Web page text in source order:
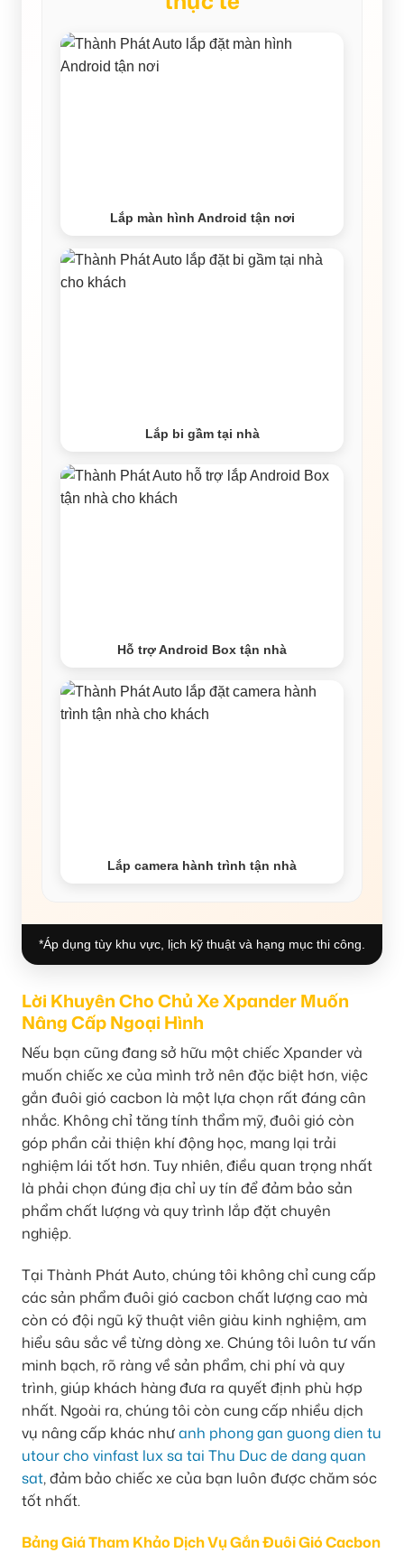
Lắp màn hình Android tận nơi
Lắp bi gầm tại nhà
Hỗ trợ Android Box tận nhà
Lắp camera hành trình tận nhà
*Áp dụng tùy khu vực, lịch kỹ thuật và hạng mục thi công.
Lời Khuyên Cho Chủ Xe Xpander Muốn
Nâng Cấp Ngoại Hình
Nếu bạn cũng đang sở hữu một chiếc Xpander và
muốn chiếc xe của mình trở nên đặc biệt hơn, việc
gắn đuôi gió cacbon là một lựa chọn rất đáng cân
nhắc. Không chỉ tăng tính thẩm mỹ, đuôi gió còn
góp phần cải thiện khí động học, mang lại trải
nghiệm lái tốt hơn. Tuy nhiên, điều quan trọng nhất
là phải chọn đúng địa chỉ uy tín để đảm bảo sản
phẩm chất lượng và quy trình lắp đặt chuyên
nghiệp.
Tại Thành Phát Auto, chúng tôi không chỉ cung cấp
các sản phẩm đuôi gió cacbon chất lượng cao mà
còn có đội ngũ kỹ thuật viên giàu kinh nghiệm, am
hiểu sâu sắc về từng dòng xe. Chúng tôi luôn tư vấn
minh bạch, rõ ràng về sản phẩm, chi phí và quy
trình, giúp khách hàng đưa ra quyết định phù hợp
nhất. Ngoài ra, chúng tôi còn cung cấp nhiều dịch
vụ nâng cấp khác nhưanh phong gan guong dien tu
utour cho vinfast lux sa tai Thu Duc de dang quan
sat, đảm bảo chiếc xe của bạn luôn được chăm sóc
tốt nhất.
Bảng Giá Tham Khảo Dịch Vụ Gắn Đuôi Gió Cacbon